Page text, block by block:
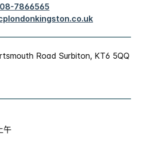
7866565
Road Surbiton, KT6 5QQ
午